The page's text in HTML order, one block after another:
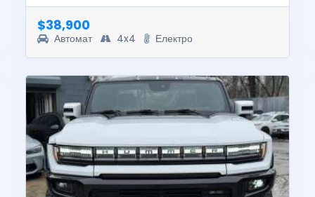
was $97559. This vehi...
$38,900
Автомат 4x4 Електро